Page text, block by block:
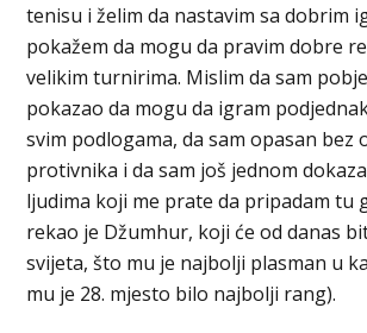
tenisu i želim da nastavim sa dobrim
pokažem da mogu da pravim dobre
velikim turnirima. Mislim da sam
pokazao da mogu da igram
svim podlogama, da sam opasan bez
protivnika i da sam još jednom
ljudima koji me prate da pripadam tu
rekao je Džumhur, koji će od danas
svijeta, što mu je najbolji plasman u
mu je 28. mjesto bilo najbolji rang).